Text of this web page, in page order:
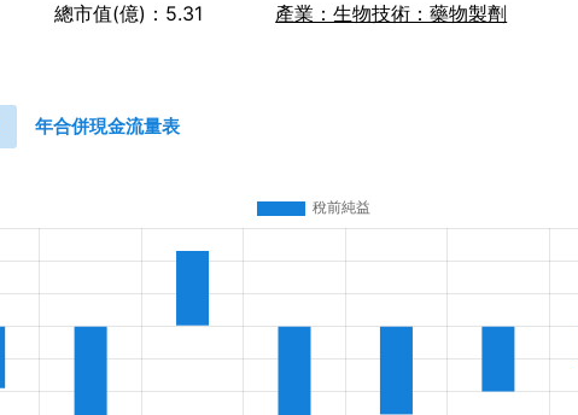
總市值(億)：5.31 產業：生物技術：藥物製劑
年合併現金流量表